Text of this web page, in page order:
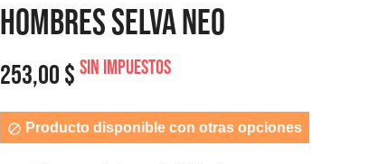
HOMBRES SELVA NEO
253,00 $ Sin impuestos
 Producto disponible con otras opciones